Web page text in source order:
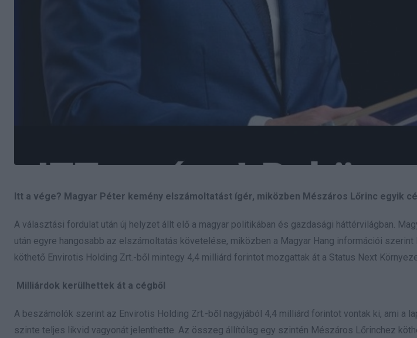
Itt a vége? Magyar Péter kemény elszámoltatást ígér, miközben Mészáros Lőrinc egyik
A választási fordulat után új helyzet állt elő a magyar politikában és gazdasági háttérvilágban.
után egyre hangosabb az elszámoltatás követelése, miközben a Magyar Hang információi
köthető Envirotis Holding Zrt.-ből mintegy 4,4 milliárd forintot mozgattak át a Status Next
Milliárdok kerülhettek át a cégből
A beszámolók szerint az Envirotis Holding Zrt.-ből nagyjából 4,4 milliárd forintot vontak ki, ami a
szinte teljes likvid vagyonát jelenthette. Az összeg állítólag egy szintén Mészáros Lőrinchez